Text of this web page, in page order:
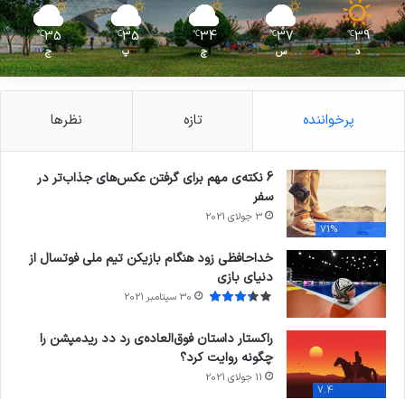
39
℃
د
37
℃
س
34
℃
چ
35
℃
پ
35
℃
ج
پرخواننده تازه نظرها
71%
6 نکته‌ی مهم برای گرفتن عکس‌های جذاب‌تر در
سفر
3 جولای 2021
خداحافظی زود هنگام بازیکن تیم ملی فوتسال از
دنیای بازی
30 سپتامبر 2021
7.4
راکستار داستان فوق‌العاده‌ی رد دد ریدمپشن را
چگونه روایت کرد؟
11 جولای 2021